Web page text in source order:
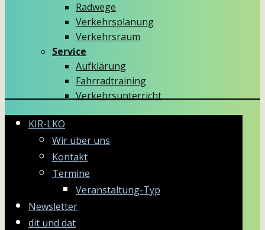
Radwege
Verkehrsplanung
Verkehrsraum
Service
Aufklärung
Fahrradtraining
Verkehrsunterricht
KIR-LKO
Wir über uns
Kontakt
Termine
Veranstaltung-Typ
Newsletter
dit und dat